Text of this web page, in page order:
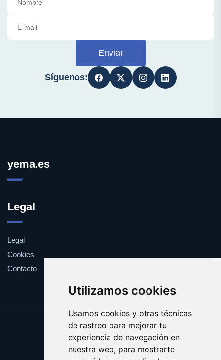
Utilizamos cookies
Usamos cookies y otras técnicas
de rastreo para mejorar tu
experiencia de navegación en
nuestra web, para mostrarte
Enviar
Síguenos:
yema.es
Legal
Legal
Cookies
Contacto
Update cookies preferences
Copyright © 2025 yema.es